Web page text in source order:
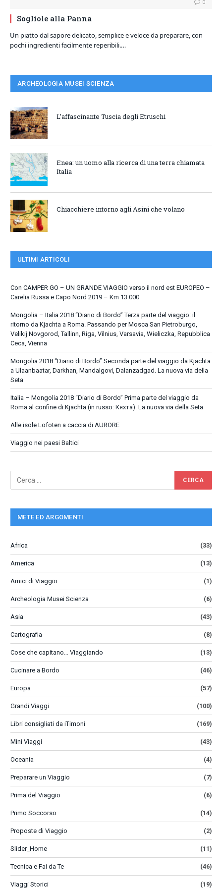
0
Sogliole alla Panna
Un piatto dal sapore delicato, semplice e veloce da preparare, con
pochi ingredienti facilmente reperibili.…
ARCHEOLOGIA MUSEI SCIENZA
L’affascinante Tuscia degli Etruschi
Enea: un uomo alla ricerca di una terra chiamata
Italia
Chiacchiere intorno agli Asini che volano
ULTIMI ARTICOLI
Con CAMPER GO – UN GRANDE VIAGGIO verso il nord est EUROPEO –
Carelia Russa e Capo Nord 2019 – Km 13.000
Mongolia – Italia 2018 “Diario di Bordo” Terza parte del viaggio: il
ritorno da Kjachta a Roma. Passando per Mosca San Pietroburgo,
Velikij Novgorod, Tallinn, Riga, Vilnius, Varsavia, Wieliczka, Repubblica
Ceca, Vienna
Mongolia 2018 “Diario di Bordo” Seconda parte del viaggio da Kjachta
a Ulaanbaatar, Darkhan, Mandalgovi, Dalanzadgad. La nuova via della
Seta
Italia – Mongolia 2018 “Diario di Bordo” Prima parte del viaggio da
Roma al confine di Kjachta (in russo: Кяхта). La nuova via della Seta
Alle isole Lofoten a caccia di AURORE
Viaggio nei paesi Baltici
METE ED ARGOMENTI
Africa (33)
America (13)
Amici di Viaggio (1)
Archeologia Musei Scienza (6)
Asia (43)
Cartografia (8)
Cose che capitano… Viaggiando (13)
Cucinare a Bordo (46)
Europa (57)
Grandi Viaggi (100)
Libri consigliati da iTimoni (169)
Mini Viaggi (43)
Oceania (4)
Preparare un Viaggio (7)
Prima del Viaggio (6)
Primo Soccorso (14)
Proposte di Viaggio (2)
Slider_Home (11)
Tecnica e Fai da Te (46)
Viaggi Storici (19)